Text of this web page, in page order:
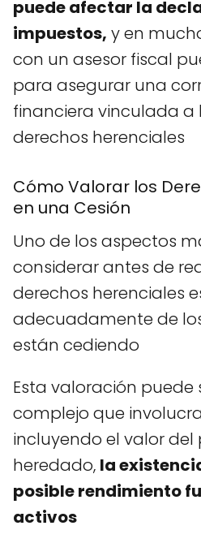
puede afectar la
impuestos, y en
con un asesor fiscal
para asegurar una
financiera vinculada a
derechos herenciales
Cómo Valorar los
en una Cesión
Uno de los aspectos
considerar antes de
derechos herenciales
adecuadamente de
están cediendo
Esta valoración puede
complejo que
incluyendo el valor
heredado, la
posible rendimiento
activos